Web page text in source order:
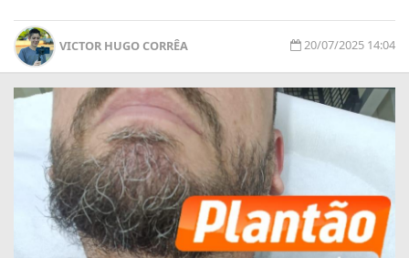
VICTOR HUGO CORRÊA 20/07/2025 14:04